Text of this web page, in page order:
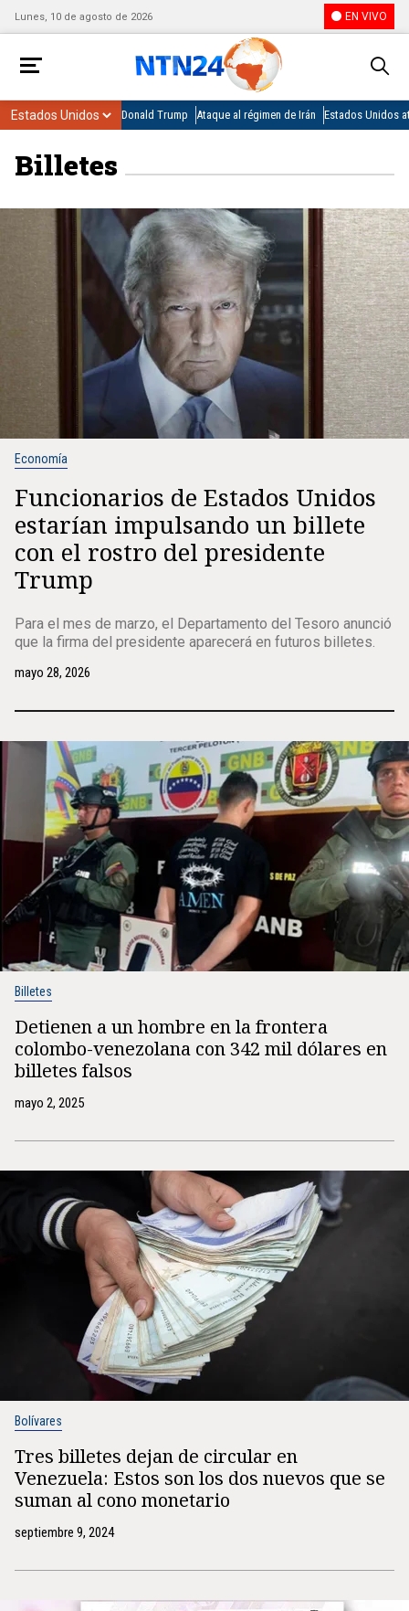
Lunes, 10 de agosto de 2026 EN VIVO
Donald Trump Ataque al régimen de Irán Estados Unidos
Billetes
Economía
Funcionarios de Estados Unidos
estarían impulsando un billete
con el rostro del presidente
Trump
Para el mes de marzo, el Departamento del Tesoro anunció
que la firma del presidente aparecerá en futuros billetes.
mayo 28, 2026
Billetes
Detienen a un hombre en la frontera
colombo-venezolana con 342 mil dólares en
billetes falsos
mayo 2, 2025
Bolívares
Tres billetes dejan de circular en
Venezuela: Estos son los dos nuevos que se
suman al cono monetario
septiembre 9, 2024